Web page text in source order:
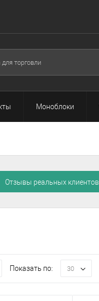
Моноблоки
Отзывы реальных клиентов
Показать по: 30